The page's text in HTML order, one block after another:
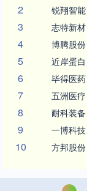
2 锐翔智能
3 志特新材
4 博腾股份
5 近岸蛋白
6 毕得医药
7 五洲医疗
8 耐科装备
9 一博科技
10 方邦股份